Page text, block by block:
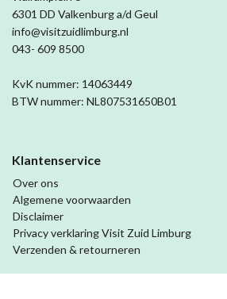
6301 DD Valkenburg a/d Geul
info@visitzuidlimburg.nl
043- 609 8500
KvK nummer: 14063449
BTW nummer: NL807531650B01
Klantenservice
Over ons
Algemene voorwaarden
Disclaimer
Privacy verklaring Visit Zuid Limburg
Verzenden & retourneren